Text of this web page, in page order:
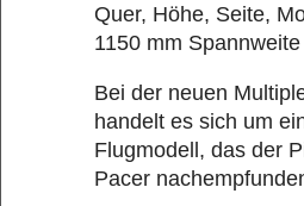
Quer, Höhe, Seite,
1150 mm Spannweite
Bei der neuen
handelt es sich um
Flugmodell, das der
Pacer